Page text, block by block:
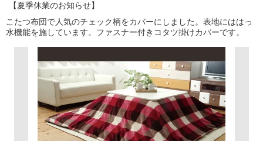
【夏季休業のお知らせ】
こたつ布団で人気のチェック柄をカバーにしました。表地にははっ
水機能を施しています。ファスナー付きコタツ掛けカバーです。